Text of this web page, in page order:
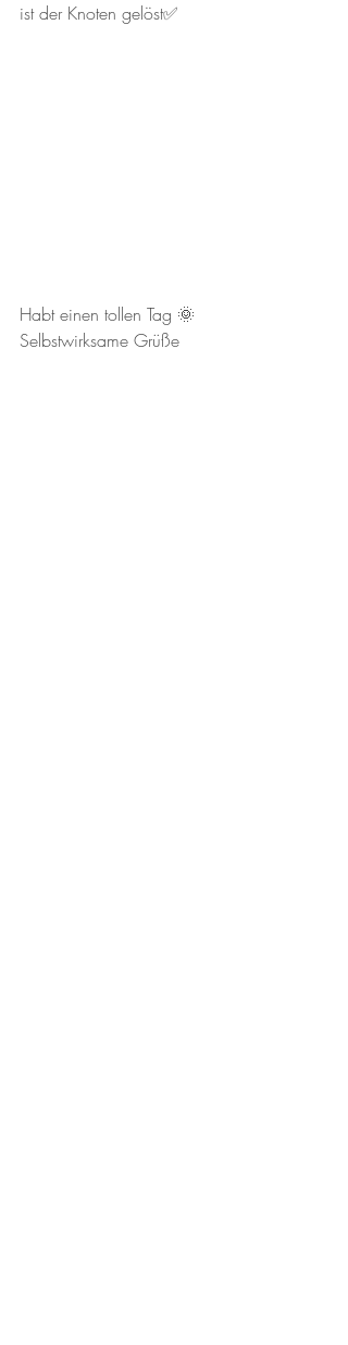
ist der Knoten gelöst✅️
Habt einen tollen Tag 🌞
Selbstwirksame Grüße